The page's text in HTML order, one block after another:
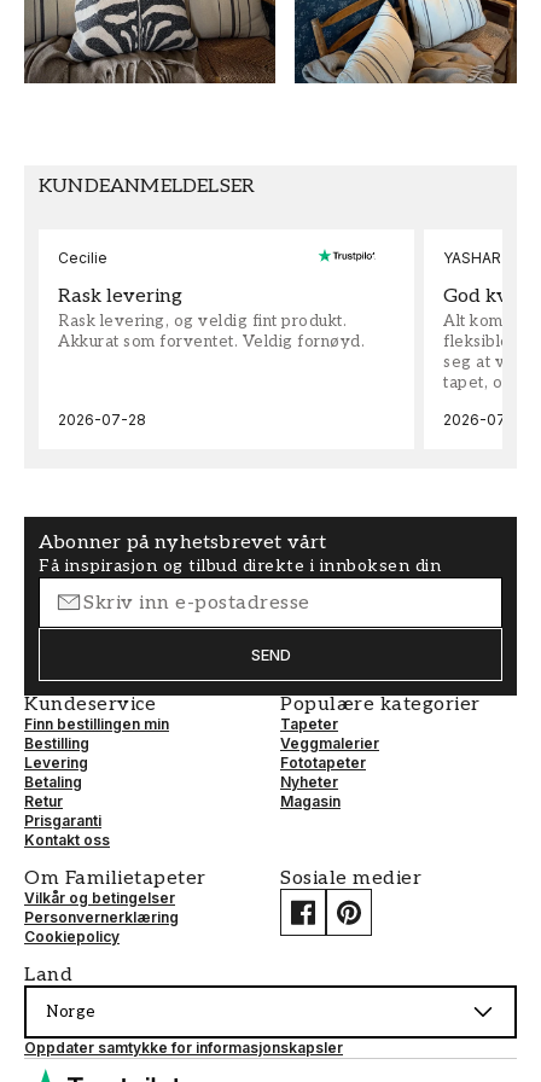
Blå 26,5
TAPETTYPE SEKUNDÆRFARGE
Forskjøvet
KUNDEANMELDELSER
Cecilie
Rask levering
Rask levering, og veldig fint produkt.
Akkurat som forventet. Veldig fornøyd.
2026-07-28
YASHAR
God
Alt kom
fleksible på
seg at vi
tapet, og
2026-07-04
Abonner på nyhetsbrevet vårt
Få inspirasjon og tilbud direkte i innboksen din
SEND
Kundeservice
Finn bestillingen min
Bestilling
Levering
Betaling
Retur
Prisgaranti
Kontakt oss
Populære kategorier
Tapeter
Veggmalerier
Fototapeter
Nyheter
Magasin
Om Familietapeter
Vilkår og betingelser
Personvernerklæring
Cookiepolicy
Sosiale medier
Land
Norge
Oppdater samtykke for informasjonskapsler